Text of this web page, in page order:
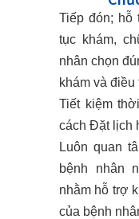
Tiếp đón; hỗ
tục khám,
nhân chọn
khám và điều
Tiết kiệm
cách Đặt lịch
Luôn quan
bệnh nhân
nhằm hỗ trợ
của bệnh